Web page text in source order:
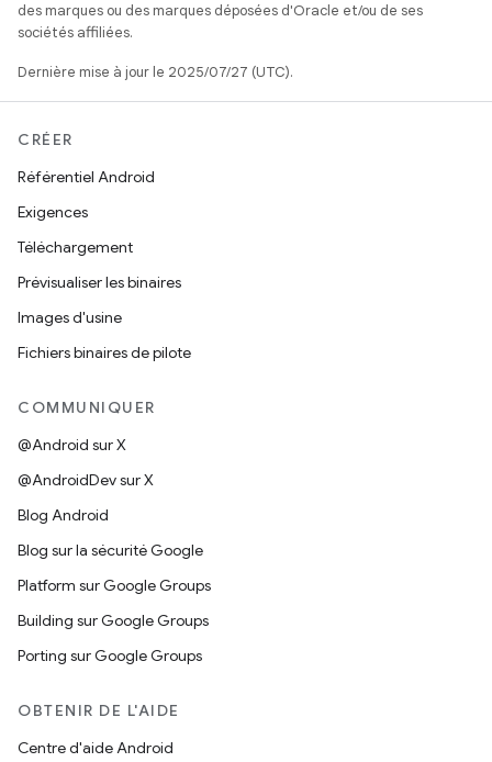
des marques ou des marques déposées d'Oracle et/ou de ses
sociétés affiliées.
Dernière mise à jour le 2025/07/27 (UTC).
CRÉER
Référentiel Android
Exigences
Téléchargement
Prévisualiser les binaires
Images d'usine
Fichiers binaires de pilote
COMMUNIQUER
@Android sur X
@AndroidDev sur X
Blog Android
Blog sur la sécurité Google
Platform sur Google Groups
Building sur Google Groups
Porting sur Google Groups
OBTENIR DE L'AIDE
Centre d'aide Android